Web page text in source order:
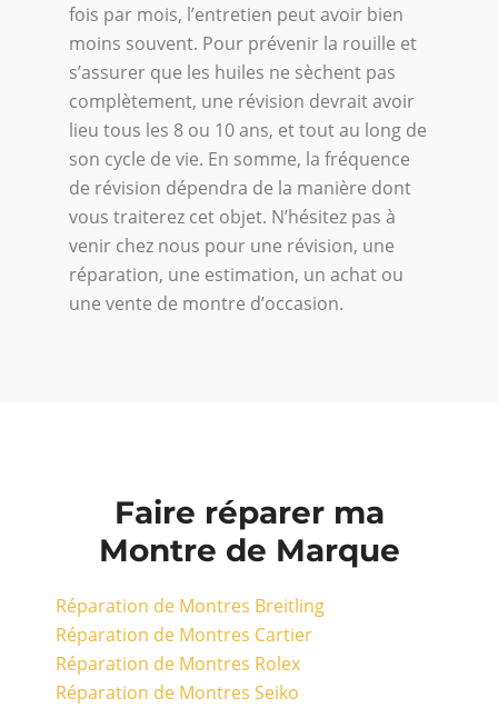
fois par mois, l’entretien peut avoir bien
moins souvent. Pour prévenir la rouille et
s’assurer que les huiles ne sèchent pas
complètement, une révision devrait avoir
lieu tous les 8 ou 10 ans, et tout au long de
son cycle de vie. En somme, la fréquence
de révision dépendra de la manière dont
vous traiterez cet objet. N’hésitez pas à
venir chez nous pour une révision, une
réparation, une estimation, un achat ou
une vente de montre d’occasion.
Faire réparer ma
Montre de Marque
Réparation de Montres Breitling
Réparation de Montres Cartier
Réparation de Montres Rolex
Réparation de Montres Seiko